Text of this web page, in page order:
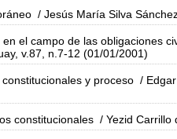
/ Jesús María Silva
el campo de las obligaciones
v.87, n.7-12 (01/01/2001)
y proceso /
constitucionales / Yezid Carrillo